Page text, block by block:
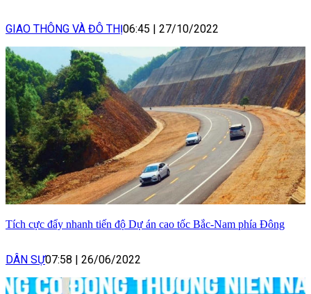
GIAO THÔNG VÀ ĐÔ THỊ06:45 | 27/10/2022
Tích cực đẩy nhanh tiến độ Dự án cao tốc Bắc-Nam phía Đông
DÂN SỰ07:58 | 26/06/2022